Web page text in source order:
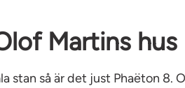
Martins hus
stan så är det just Phaëton 8.